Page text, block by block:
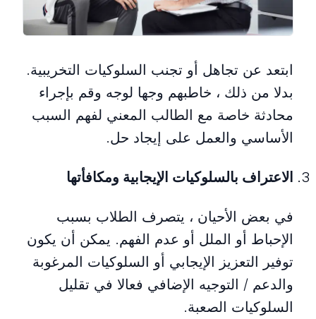
ابتعد عن تجاهل أو تجنب السلوكيات التخريبية.
بدلا من ذلك ، خاطبهم وجها لوجه وقم بإجراء
محادثة خاصة مع الطالب المعني لفهم السبب
الأساسي والعمل على إيجاد حل.
الاعتراف بالسلوكيات الإيجابية ومكافأتها
في بعض الأحيان ، يتصرف الطلاب بسبب
الإحباط أو الملل أو عدم الفهم. يمكن أن يكون
توفير التعزيز الإيجابي أو السلوكيات المرغوبة
والدعم / التوجيه الإضافي فعالا في تقليل
السلوكيات الصعبة.